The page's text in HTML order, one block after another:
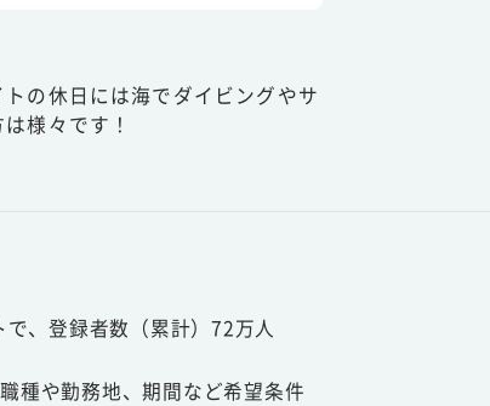
の休日には海でダイビングやサ
様々です！
、登録者数（累計）72万人
種や勤務地、期間など希望条件